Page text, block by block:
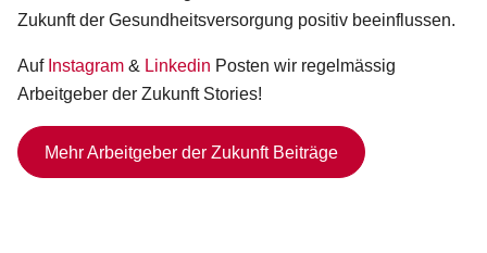
Zukunft der Gesundheitsversorgung positiv beeinflussen.
Auf Instagram & Linkedin Posten wir regelmässig
Arbeitgeber der Zukunft Stories!
Mehr Arbeitgeber der Zukunft Beiträge